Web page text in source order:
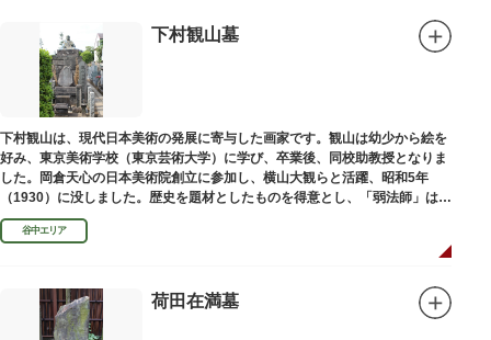
下村観山墓
下村観山は、現代日本美術の発展に寄与した画家です。観山は幼少から絵を
好み、東京美術学校（東京芸術大学）に学び、卒業後、同校助教授となりま
した。岡倉天心の日本美術院創立に参加し、横山大観らと活躍、昭和5年
（1930）に没しました。歴史を題材としたものを得意とし、「弱法師」は代
表作です。お墓は安立寺（あんりゅうじ）にあります。
谷中エリア
荷田在満墓